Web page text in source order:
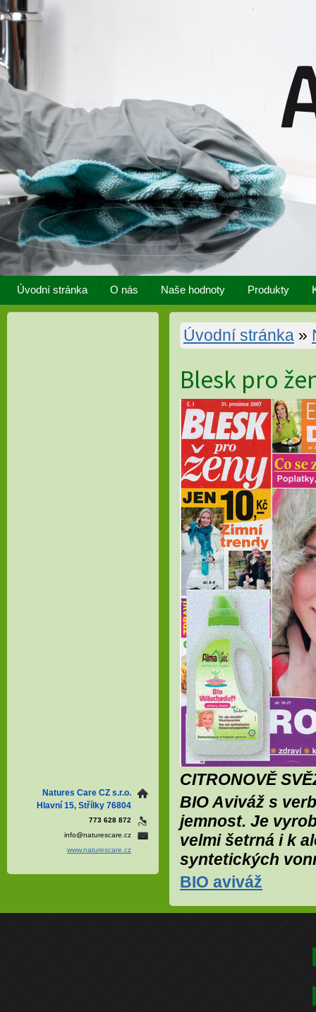
Úvodní stránka O nás Naše hodnoty Produkty
Úvodní stránka »
Blesk pro
CITRONOVĚ
BIO Aviváž s
jemnost. Je
velmi šetrná i k
syntetických
BIO aviváž
Natures Care CZ s.r.o.
Hlavní 15, Střílky 76804
773 628 872
info@naturescare.cz
www.naturescare.cz